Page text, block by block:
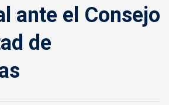
ante el Consejo
de